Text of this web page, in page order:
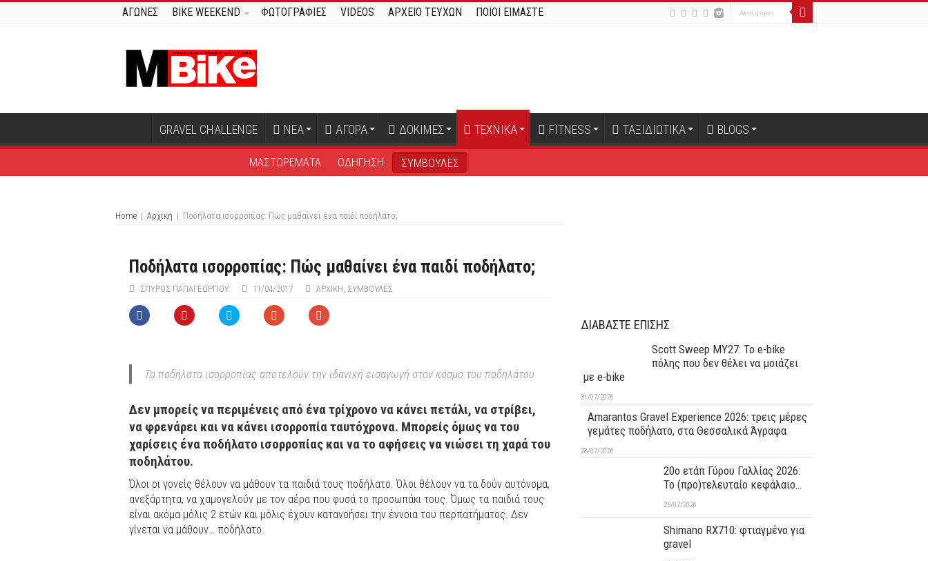
ΑΓΩΝΕΣ BIKE WEEKEND ΦΩΤΟΓΡΑΦΙΕΣ VIDEOS ΑΡΧΕΙΟ ΤΕΥΧΩΝ ΠΟΙΟΙ ΕΙΜΑΣΤΕ
GRAVEL CHALLENGE ΝΕΑ ΑΓΟΡΑ ΔΟΚΙΜΕΣ ΤΕΧΝΙΚΑ FITNESS ΤΑΞΙΔΙΩΤΙΚΑ BLOGS
ΜΑΣΤΟΡΕΜΑΤΑ ΟΔΗΓΗΣΗ ΣΥΜΒΟΥΛΕΣ
Home | Αρχική | Ποδήλατα ισορροπίας: Πώς μαθαίνει ένα παιδί ποδήλατο;
Ποδήλατα ισορροπίας: Πώς μαθαίνει ένα παιδί ποδήλατο;
ΣΠΎΡΟΣ ΠΑΠΑΓΕΩΡΓΊΟΥ 11/04/2017 ΑΡΧΙΚΉ, ΣΥΜΒΟΥΛΕΣ
Τα ποδήλατα ισορροπίας αποτελούν την ιδανική εισαγωγή στον κόσμο του ποδηλάτου
Δεν μπορείς να περιμένεις από ένα τρίχρονο να κάνει πετάλι, να στρίβει,
να φρενάρει και να κάνει ισορροπία ταυτόχρονα. Μπορείς όμως να του
χαρίσεις ένα ποδήλατο ισορροπίας και να το αφήσεις να νιώσει τη χαρά του
ποδηλάτου.
Όλοι οι γονείς θέλουν να μάθουν τα παιδιά τους ποδήλατο. Όλοι θέλουν να τα δούν αυτόνομα,
ανεξάρτητα, να χαμογελούν με τον αέρα που φυσά το προσωπάκι τους. Όμως τα παιδιά τους
είναι ακόμα μόλις 2 ετών και μόλις έχουν κατανοήσει την έννοια του περπατήματος. Δεν
γίνεται να μάθουν… ποδήλατο.
ΔΙΑΒΑΣΤΕ ΕΠΙΣΗΣ
Scott Sweep MY27: Το e-bike
πόλης που δεν θέλει να μοιάζει
με e-bike
31/07/2026
Amarantos Gravel Experience 2026: τρεις μέρες
γεμάτες ποδήλατο, στα Θεσσαλικά Άγραφα
28/07/2026
20ο ετάπ Γύρου Γαλλίας 2026:
Το (προ)τελευταίο κεφάλαιο…
25/07/2026
Shimano RX710: φτιαγμένο για
gravel